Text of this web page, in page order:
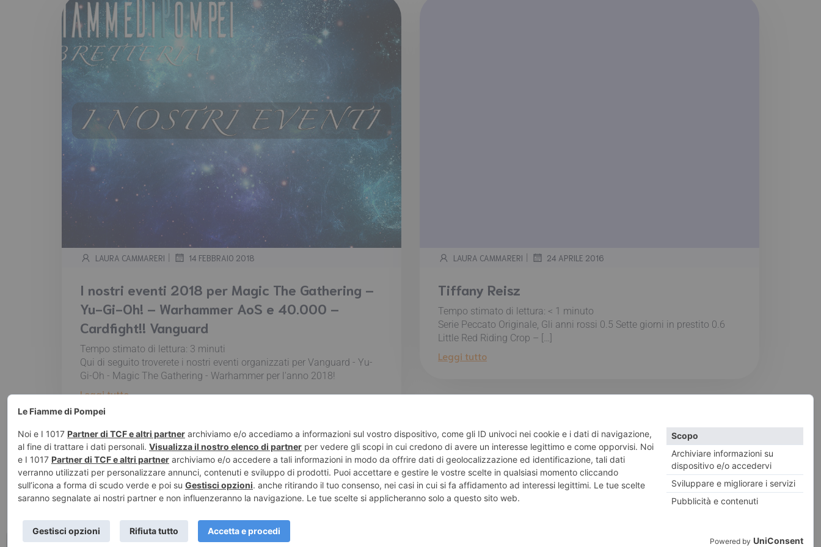
LAURA CAMMARERI | 14 FEBBRAIO 2018
I nostri eventi 2018 per Magic The Gathering –
Yu-Gi-Oh! – Warhammer AoS e 40.000 –
Cardfight!! Vanguard
Tempo stimato di lettura: 3 minuti
Qui di seguito troverete i nostri eventi organizzati per Vanguard - Yu-
Gi-Oh - Magic The Gathering - Warhammer per l'anno 2018!
Leggi tutto
LAURA CAMMARERI | 24 APRILE 2016
Tiffany Reisz
Tempo stimato di lettura: < 1 minuto
Serie Peccato Originale, Gli anni rossi 0.5 Sette giorni in prestito 0.6
Little Red Riding Crop – […]
Leggi tutto
© 2026 Le Fiamme di Pompei – Recensioni di libri e articoli sulla scrittura -